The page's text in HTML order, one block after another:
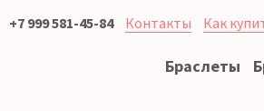
+7 999 581-45-84 Контакты Как
Браслеты